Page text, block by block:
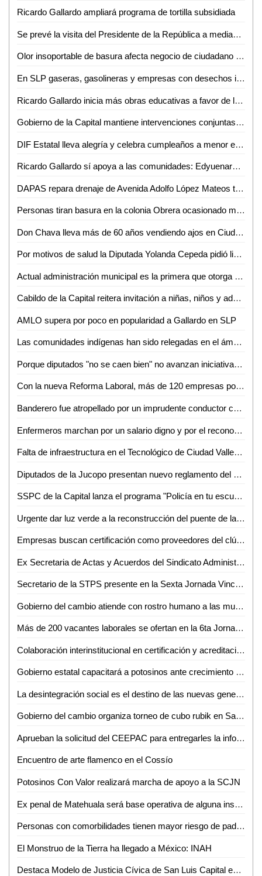
Ricardo Gallardo ampliará programa de tortilla subsidiada
Se prevé la visita del Presidente de la República a mediados de julio: David Medina
Olor insoportable de basura afecta negocio de ciudadano en Ciudad Valles
En SLP gaseras, gasolineras y empresas con desechos industriales operan de manera ilegal
Ricardo Gallardo inicia más obras educativas a favor de la niñez potosina
Gobierno de la Capital mantiene intervenciones conjuntas para evitar tiraderos clandestinos
DIF Estatal lleva alegría y celebra cumpleaños a menor en penal
Ricardo Gallardo sí apoya a las comunidades: Edyuenary Castillo Hernández
DAPAS repara drenaje de Avenida Adolfo López Mateos tras denuncia de familia afectada
Personas tiran basura en la colonia Obrera ocasionado malos olores en la zona
Don Chava lleva más de 60 años vendiendo ajos en Ciudad Valles
Por motivos de salud la Diputada Yolanda Cepeda pidió licencia a su cargo
Actual administración municipal es la primera que otorga becas al Tecnológico de Ciudad Valles: Rebeca Robledo
Cabildo de la Capital reitera invitación a niñas, niños y adolescentes potosinos al concurso Lluvia de Colores
AMLO supera por poco en popularidad a Gallardo en SLP
Las comunidades indígenas han sido relegadas en el ámbito político: Palmira Flores
Porque diputados "no se caen bien" no avanzan iniciativas: reprocha Lorca Valle al priista Edmundo Torresano
Con la nueva Reforma Laboral, más de 120 empresas potosinas han sido sancionadas: Néstor Garza
Banderero fue atropellado por un imprudente conductor cerca de Cemex
Enfermeros marchan por un salario digno y por el reconocimiento de su labor
Falta de infraestructura en el Tecnológico de Ciudad Valles limita a los jóvenes para estudiar: Héctor Aguilar
Diputados de la Jucopo presentan nuevo reglamento del Congreso de SLP
SSPC de la Capital lanza el programa "Policía en tu escuela" para reforzar la protección de niñas, niños y adolescentes*
Urgente dar luz verde a la reconstrucción del puente de la Avenida Universidad: SGG
Empresas buscan certificación como proveedores del clúster automotriz
Ex Secretaria de Actas y Acuerdos del Sindicato Administrativo de la UASLP pide su reinstalación
Secretario de la STPS presente en la Sexta Jornada Vinculación Laboral en Ciudad Valles
Gobierno del cambio atiende con rostro humano a las mujeres privadas de su libertad
Más de 200 vacantes laborales se ofertan en la 6ta Jornada de Vinculación Laboral: Lorenzo Estrada
Colaboración interinstitucional en certificación y acreditación: SGG
Gobierno estatal capacitará a potosinos ante crecimiento económico
La desintegración social es el destino de las nuevas generaciones: Miguel Castillo
Gobierno del cambio organiza torneo de cubo rubik en San Luis Potosí
Aprueban la solicitud del CEEPAC para entregarles la información sobre la consulta a los pueblos y comunidades indígenas y afrodescendientes
Encuentro de arte flamenco en el Cossío
Potosinos Con Valor realizará marcha de apoyo a la SCJN
Ex penal de Matehuala será base operativa de alguna institución de seguridad
Personas con comorbilidades tienen mayor riesgo de padecer covid-19 de forma grave
El Monstruo de la Tierra ha llegado a México: INAH
Destaca Modelo de Justicia Cívica de San Luis Capital en la Reunión de Ciudades Capitales